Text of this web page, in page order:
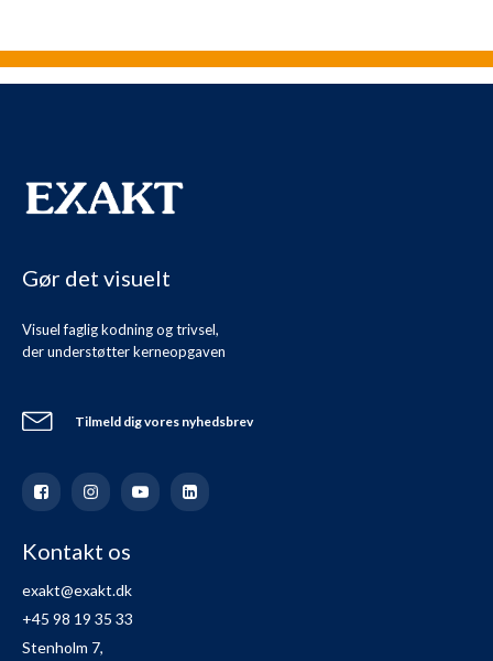
Gør det visuelt
Visuel faglig kodning og trivsel,
der understøtter kerneopgaven
Tilmeld dig vores nyhedsbrev
Kontakt os
exakt@exakt.dk
+45 98 19 35 33
Stenholm 7,